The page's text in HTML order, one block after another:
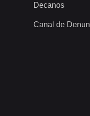
Decanos
Canal de